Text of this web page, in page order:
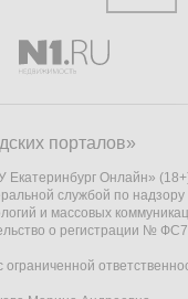
порталов»
Екатеринбург Онлайн»
службой по надзору
и массовых
о регистрации №
ограниченной